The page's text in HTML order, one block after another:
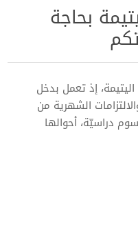
بحاجة
إذ تعمل بدخل
الشهرية من
دراسيّة، أحوالها